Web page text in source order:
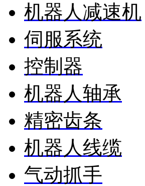
机器人减速机
伺服系统
控制器
机器人轴承
精密齿条
机器人线缆
气动抓手